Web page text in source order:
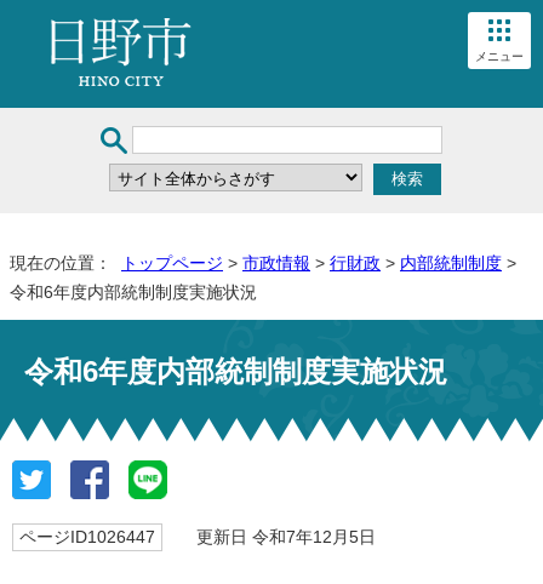
メニュー
現在の位置： トップページ > 市政情報 > 行財政 > 内部統制制度 >
令和6年度内部統制制度実施状況
令和6年度内部統制制度実施状況
ページID1026447 更新日 令和7年12月5日